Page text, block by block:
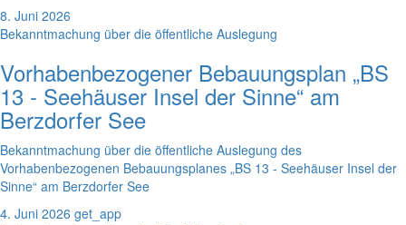
8. Juni 2026
Bekanntmachung über die öffentliche Auslegung
Vorhabenbezogener Bebauungsplan „BS
13 - Seehäuser Insel der Sinne“ am
Berzdorfer See
Bekanntmachung über die öffentliche Auslegung des
Vorhabenbezogenen Bebauungsplanes „BS 13 - Seehäuser Insel der
Sinne“ am Berzdorfer See
4. Juni 2026 get_app